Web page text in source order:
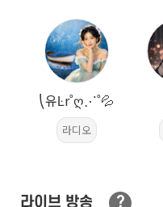
⎝유Ŀr˚ღ⋰˚💦
라디오
라이브 방송 ?